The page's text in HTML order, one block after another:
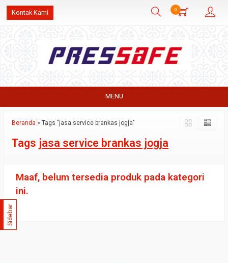
Kontak Kami 0
MENU
Beranda » Tags "jasa service brankas jogja"
Tags jasa service brankas jogja
Maaf, belum tersedia produk pada kategori
ini.
Sidebar